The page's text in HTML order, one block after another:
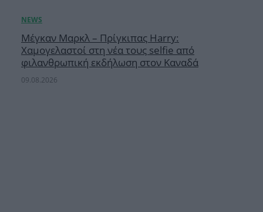
Μέγκαν Μαρκλ – Πρίγκιπας Harry:
Χαμογελαστοί στη νέα τους selfie από
φιλανθρωπική εκδήλωση στον Καναδά
09.08.2026